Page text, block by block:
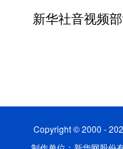
新华社音视频部
Copyright © 2000 -